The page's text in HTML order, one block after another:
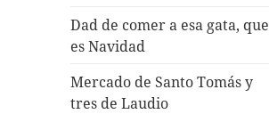
Dad de comer a esa gata, que
es Navidad
Mercado de Santo Tomás y
tres de Laudio